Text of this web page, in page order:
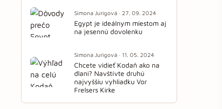
Simona Jurigová · 27. 09. 2024
Egypt je ideálnym miestom aj
na jesennú dovolenku
Simona Jurigová · 11. 05. 2024
Chcete vidieť Kodaň ako na
dlani? Navštívte druhú
najvyššiu vyhliadku Vor
Frelsers Kirke